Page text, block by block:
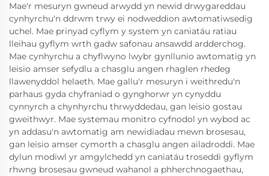
Mae'r mesuryn gwneud arwydd yn newid drwygareddau
cynhyrchu'n ddrwm trwy ei nodweddion awtomatiwsedig
uchel. Mae prinyad cyflym y system yn caniatáu ratiau
lleihau gyflym wrth gadw safonau ansawdd ardderchog.
Mae cynhyrchu a chyflwyno lwybr gynllunio awtomatig yn
leisio amser sefydlu a chasglu angen rhaglen rhedeg
llawenyddol helaeth. Mae gallu'r mesuryn i weithredu'n
parhaus gyda chyfraniad o gynghorwr yn cynyddu
cynnyrch a chynhyrchu thrwyddedau, gan leisio gostau
gweithwyr. Mae systemau monitro cyfnodol yn wybod ac
yn addasu'n awtomatig am newidiadau mewn brosesau,
gan leisio amser cymorth a chasglu angen ailadroddi. Mae
dylun modiwl yr amgylchedd yn caniatáu troseddi gyflym
rhwng brosesau gwneud wahanol a phherchnogaethau,